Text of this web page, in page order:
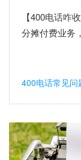
【400电话咋
分摊付费业务
400电话常见问